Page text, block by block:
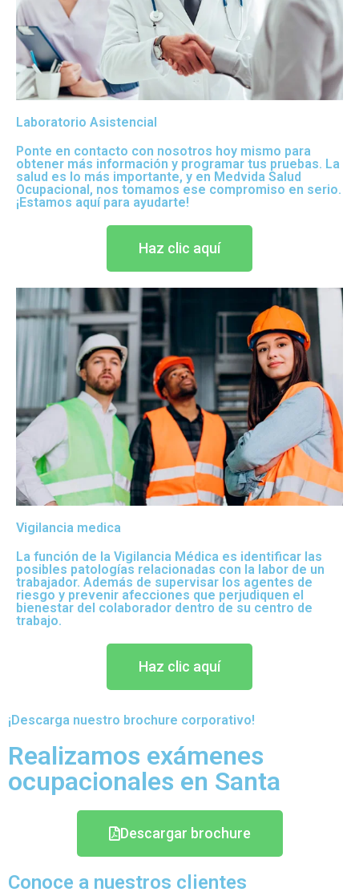
Laboratorio Asistencial
Ponte en contacto con nosotros hoy mismo para
obtener más información y programar tus pruebas. La
salud es lo más importante, y en Medvida Salud
Ocupacional, nos tomamos ese compromiso en serio.
¡Estamos aquí para ayudarte!
Haz clic aquí
Vigilancia medica
La función de la Vigilancia Médica es identificar las
posibles patologías relacionadas con la labor de un
trabajador. Además de supervisar los agentes de
riesgo y prevenir afecciones que perjudiquen el
bienestar del colaborador dentro de su centro de
trabajo.
Haz clic aquí
¡Descarga nuestro brochure corporativo!
Realizamos exámenes
ocupacionales en Santa
Descargar brochure
Conoce a nuestros clientes